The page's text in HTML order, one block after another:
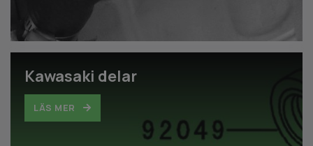
Kawasaki delar
LÄS MER